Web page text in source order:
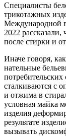
Специалисты
трикотажных
Международной
2022
после стирки и
Иначе говоря,
нательные
сталкиваются с
и отжима в
условная майка
изделия
результате
вызывать